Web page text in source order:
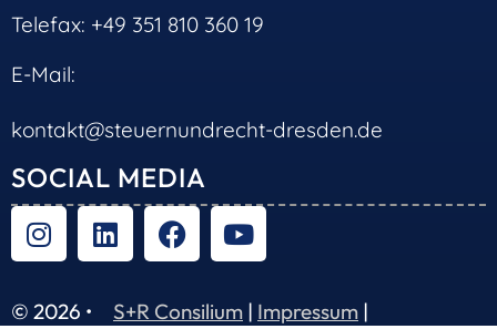
Telefax: +49 351 810 360 19
E-Mail:
kontakt@steuernundrecht-dresden.de
SOCIAL MEDIA
© 2026 • S+R Consilium | Impressum |